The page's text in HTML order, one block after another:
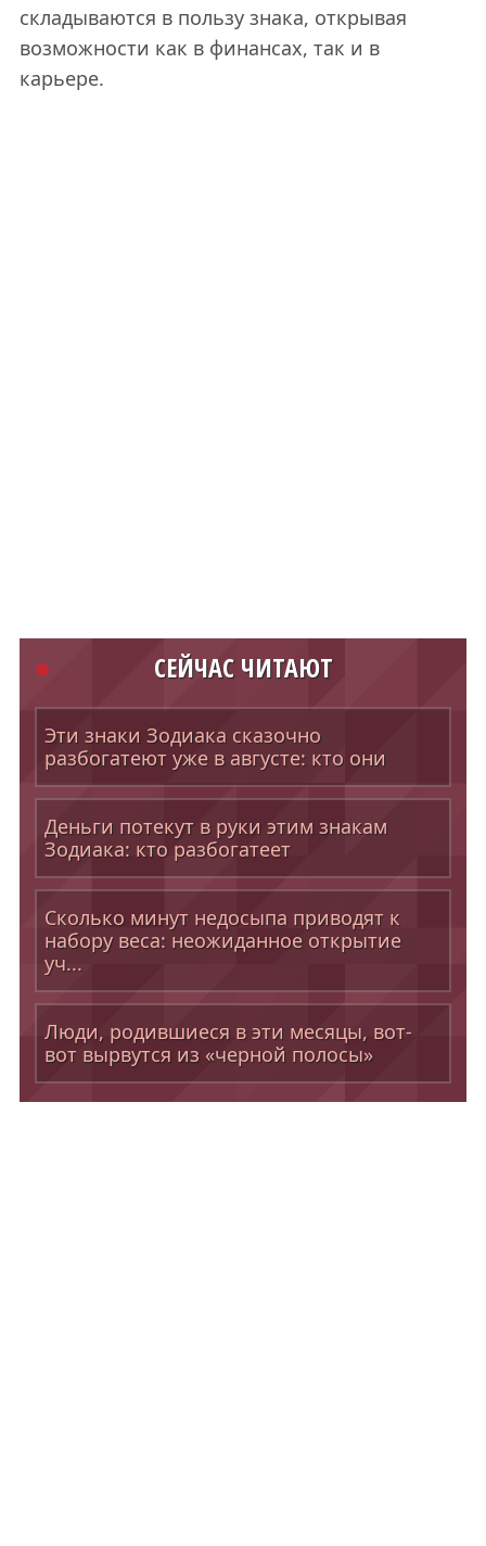
складываются в пользу знака, открывая
возможности как в финансах, так и в
карьере.
СЕЙЧАС ЧИТАЮТ
Эти знаки Зодиака сказочно
разбогатеют уже в августе: кто они
Деньги потекут в руки этим знакам
Зодиака: кто разбогатеет
Сколько минут недосыпа приводят к
набору веса: неожиданное открытие
уч...
Люди, родившиеся в эти месяцы, вот-
вот вырвутся из «черной полосы»